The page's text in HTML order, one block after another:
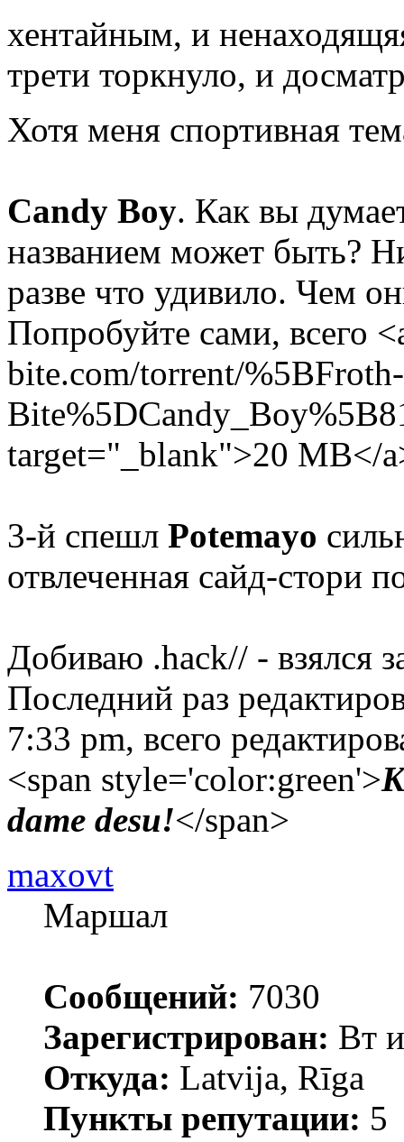
хентайным, и
трети торкнуло, и
Хотя меня спортивная
Candy Boy. Как вы
названием может быть?
разве что удивило. Чем
Попробуйте сами, всего
bite.com/torrent/%5BFroth-
target="_blank">20 MB</
3-й спешл Potemayo
отвлеченная сайд-стори
Добиваю .hack// - взялся
Последний раз
7:33 pm, всего
<span style='color:green'>
dame desu!</span>
maxovt
Маршал
Сообщений: 7030
Зарегистрирован: Вт
Откуда: Latvija, Rīga
Пункты репутации: 5